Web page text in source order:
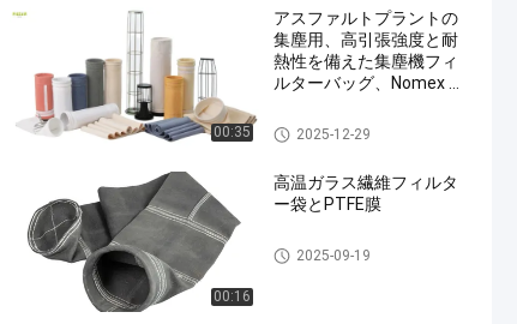
00:35
アスファルトプラントの
集塵用、高引張強度と耐
熱性を備えた集塵機フィ
ルターバッグ、Nomex ポ
ーバッグ
ポリエステル フィルター・バ
ッグ
2025-12-29
00:16
高温ガラス繊維フィルタ
ー袋とPTFE膜
ガラス繊維フィルター袋
2025-09-19